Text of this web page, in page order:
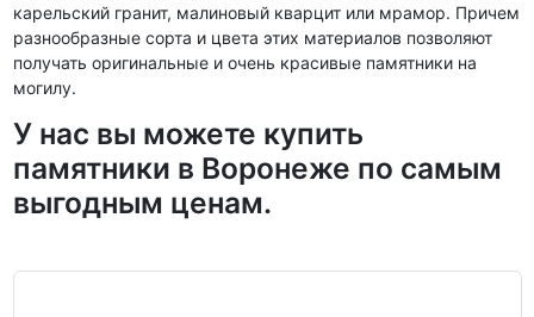
карельский гранит, малиновый кварцит или мрамор. Причем
разнообразные сорта и цвета этих материалов позволяют
получать оригинальные и очень красивые памятники на
могилу.
У нас вы можете купить
памятники в Воронеже по самым
выгодным ценам.